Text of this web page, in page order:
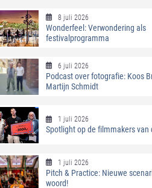
8 juli 2026
Wonderfeel: Verwondering als
festivalprogramma
6 juli 2026
Podcast over fotografie: Koos
Martijn Schmidt
1 juli 2026
Spotlight op de filmmakers van
1 juli 2026
Pitch & Practice: Nieuwe
woord!